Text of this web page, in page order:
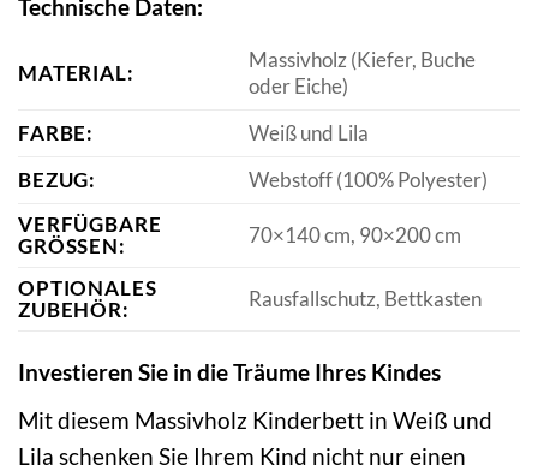
Technische Daten:
MATERIAL:
Massivholz (Kiefer, Buche
oder Eiche)
FARBE:
Weiß und Lila
BEZUG:
Webstoff (100% Polyester)
VERFÜGBARE
GRÖSSEN:
70×140 cm, 90×200 cm
OPTIONALES
ZUBEHÖR:
Rausfallschutz, Bettkasten
Investieren Sie in die Träume Ihres Kindes
Mit diesem Massivholz Kinderbett in Weiß und
Lila schenken Sie Ihrem Kind nicht nur einen